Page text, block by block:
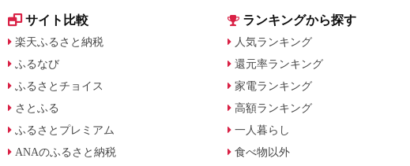
サイト比較
楽天ふるさと納税
ふるなび
ふるさとチョイス
さとふる
ふるさとプレミアム
ANAのふるさと納税
ランキングから探す
人気ランキング
還元率ランキング
家電ランキング
高額ランキング
一人暮らし
食べ物以外